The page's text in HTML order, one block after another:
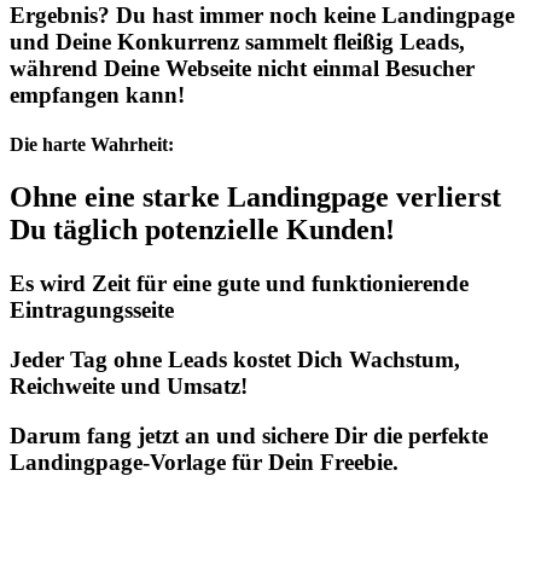
Ergebnis? Du hast immer noch keine Landingpage
und Deine Konkurrenz sammelt fleißig Leads,
während Deine Webseite nicht einmal Besucher
empfangen kann!
Die harte Wahrheit:
Ohne eine starke Landingpage verlierst
Du täglich potenzielle Kunden!
Es wird Zeit für eine gute und funktionierende
Eintragungsseite
Jeder Tag ohne Leads kostet Dich Wachstum,
Reichweite und Umsatz!
Darum fang jetzt an und sichere Dir die perfekte
Landingpage-Vorlage für Dein Freebie.